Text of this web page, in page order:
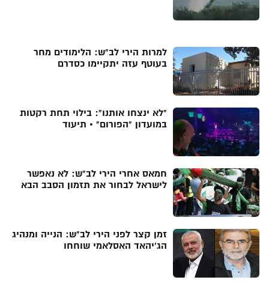
למרות הירי לב"ש: הלימודים מחר
בעוטף עזה יתקיימו כסדרם
"לא ינצחו אותנו": בילוי תחת רקטות
במועדון "הפורום" • תיעוד
חמאס אחרי הירי לב"ש: לא נאפשר
לישראל לבחור את תזמון הסבב הבא
זמן קצר לפני הירי לב"ש: הנייה ומנהיג
הג'יהאד האסלאמי שוחחו